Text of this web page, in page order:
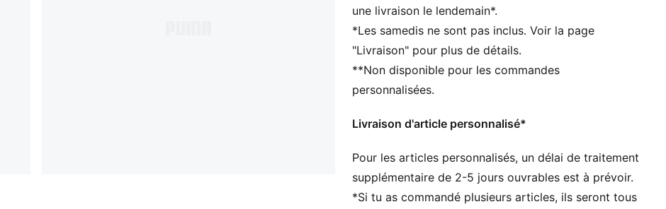
recyclés
Conçu pour : le football
Coupe : régulière
Longueur : régulière
Col : col ras du cou
Manches courtes
enfants et les ados, de 8 à 16 ans
une livraison le lendemain*.
*Les samedis ne sont pas inclus. Voir la page
"Livraison" pour plus de détails.
**Non disponible pour les commandes
personnalisées.
Livraison d'article personnalisé*
Pour les articles personnalisés, un délai de traitement
supplémentaire de 2-5 jours ouvrables est à prévoir.
*Si tu as commandé plusieurs articles, ils seront tous